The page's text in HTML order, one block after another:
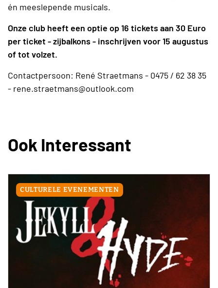
én meeslepende musicals.
Onze club heeft een optie op 16 tickets aan 30 Euro
per ticket - zijbalkons - inschrijven voor 15 augustus
of tot volzet.
Contactpersoon: René Straetmans - 0475 / 62 38 35
- rene.straetmans@outlook.com
Ook Interessant
CULTURELE EVENEMENTEN